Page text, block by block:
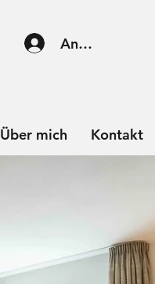
Anmelden
Über mich Kontakt